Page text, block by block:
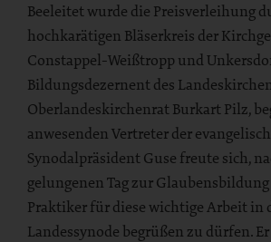
Beeleitet wurde die Preisverleihung
hochkarätigen Bläserkreis der
Constappel-Weißtropp und
Bildungsdezernent des
Oberlandeskirchenrat Burkart Pilz,
anwesenden Vertreter der
Synodalpräsident Guse freute sich,
gelungenen Tag zur
Praktiker für diese wichtige Arbeit in
Landessynode begrüßen zu dürfen.